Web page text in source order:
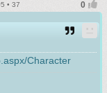
• 37
Character